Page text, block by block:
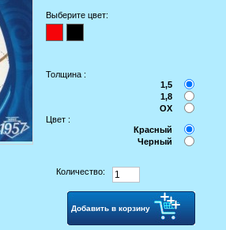
Выберите цвет:
Толщина :
1,5
1,8
OX
Цвет :
Красный
Черный
Количество: